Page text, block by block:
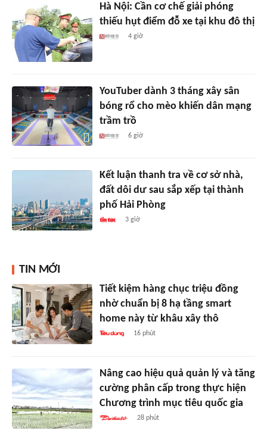
Hà Nội: Cần cơ chế giải phóng
thiếu hụt điểm đỗ xe tại khu đô thị
4 giờ
YouTuber dành 3 tháng xây sân
bóng rổ cho mèo khiến dân mạng
trầm trồ
6 giờ
Kết luận thanh tra về cơ sở nhà,
đất dôi dư sau sắp xếp tại thành
phố Hải Phòng
3 giờ
TIN MỚI
Tiết kiệm hàng chục triệu đồng
nhờ chuẩn bị 8 hạ tầng smart
home này từ khâu xây thô
16 phút
Nâng cao hiệu quả quản lý và tăng
cường phân cấp trong thực hiện
Chương trình mục tiêu quốc gia
28 phút